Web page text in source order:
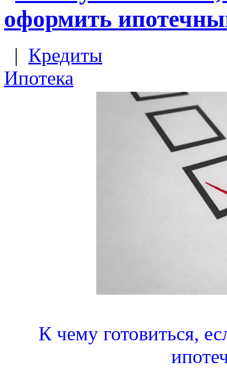
оформить
| Кредиты
Ипотека
К чему готовиться,